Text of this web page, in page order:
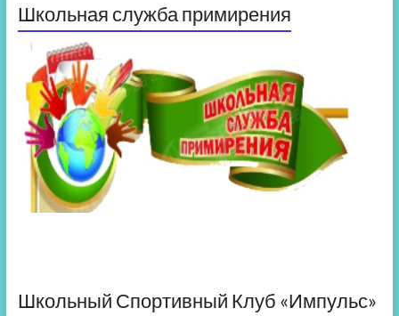
Школьная служба примирения
Школьный Спортивный Клуб «Импульс»